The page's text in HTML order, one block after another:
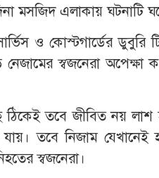
মসজিদ এলাকায় ঘটনাটি
ও কোস্টগার্ডের ডুবুরি
স্বজনেরা
ঠি‌কেই ‌ত‌বে জীবিত নয়
ত‌বে নিজাম যেখানেই
স্বজনেরা।